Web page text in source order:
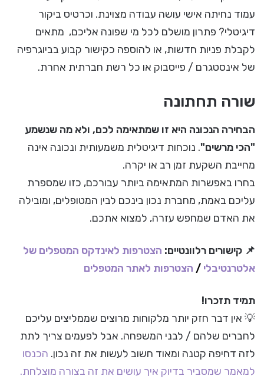
עמוד נחיתה אישי עושה עבודה מצוינת. וכרטיס ביקור
דיגיטלי? פתרון מושלם לכל מי שפונה אליכם, מתאים
לקבלת פניות חדשות, או להוספה כקישור קבוע בביוגרפיה
של אינסטגרם / פייסבוק או כל רשת חברתית אחרת.
שורה תחתונה
הבחירה הנכונה היא זו שמתאימה לכם, ולא מה שנשמע
"הכי מרשים". נוכחות דיגיטלית משמעותית ונכונה אינה
מחייבת השקעת זמן רב או יקרה.
בחרו באפשרות המתאימה ביותר עבורכם, כזו שמספרת
עליכם באמת, מחברת נכון בינכם לבין המטופלים, ומובילה
את האדם שמחפש עזרה, למצוא אתכם.
📌 קישורים רלוונטיים: הצטרפות לאינדקס המטפלים של
אלטרנטיבלי / הצטרפות לאתר המטפלים
תמיד תזכרו!
💡 אין דבר חזק יותר מלקוחות מרוצים שממליצים עליכם
לחברים שלהם / לבני המשפחה. אבל לפעמים צריך לתת
לזה דחיפה קטנה ומאוד חשוב לעשות את זה נכון. הכנסו
למאמר שמסביר בדיוק איך עושים את זה בצורה מוצלחת.